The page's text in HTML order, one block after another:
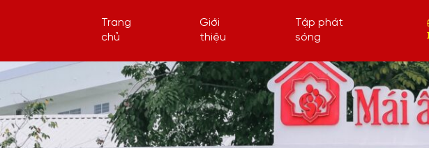
Trang
chủ
Giới
thiệu
Tập phát
sóng